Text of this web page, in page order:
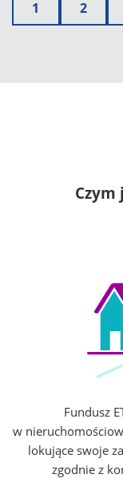
1 2
Czym
Fundusz
w
lokujące swoje
zgodnie z